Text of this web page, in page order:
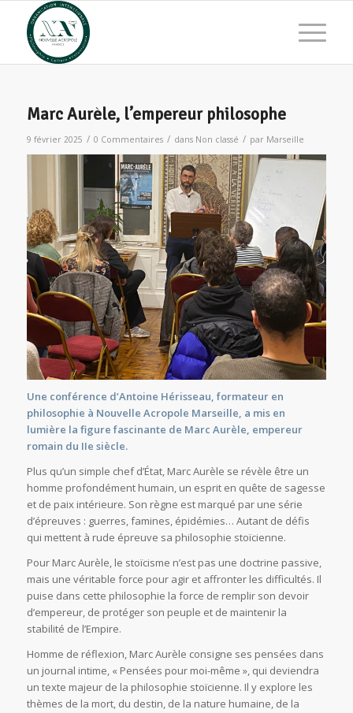
Marc Aurèle, l’empereur philosophe
9 février 2025 / 0 Commentaires / dans Non classé / par Marseille
Une conférence d’Antoine Hérisseau, formateur en
philosophie à Nouvelle Acropole Marseille, a mis en
lumière la figure fascinante de Marc Aurèle, empereur
romain du IIe siècle.
Plus qu’un simple chef d’État, Marc Aurèle se révèle être un
homme profondément humain, un esprit en quête de sagesse
et de paix intérieure. Son règne est marqué par une série
d’épreuves : guerres, famines, épidémies… Autant de défis
qui mettent à rude épreuve sa philosophie stoïcienne.
Pour Marc Aurèle, le stoïcisme n’est pas une doctrine passive,
mais une véritable force pour agir et affronter les difficultés. Il
puise dans cette philosophie la force de remplir son devoir
d’empereur, de protéger son peuple et de maintenir la
stabilité de l’Empire.
Homme de réflexion, Marc Aurèle consigne ses pensées dans
un journal intime, « Pensées pour moi-même », qui deviendra
un texte majeur de la philosophie stoïcienne. Il y explore les
thèmes de la mort, du destin, de la nature humaine, de la